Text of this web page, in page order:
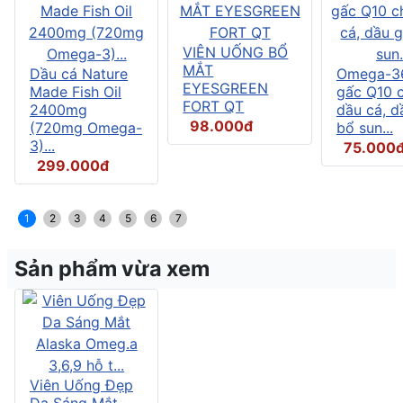
Dầu cá Nature
Made Fish Oil
2400mg
(720mg Omega-
3)...
299.000đ
VIÊN UỐNG BỔ
MẮT
EYESGREEN
FORT QT
98.000đ
Omega-
gấc Q10
dầu cá,
bổ sun...
1 2 3 4 5 6 7
Sản phẩm vừa xem
Viên Uống Đẹp